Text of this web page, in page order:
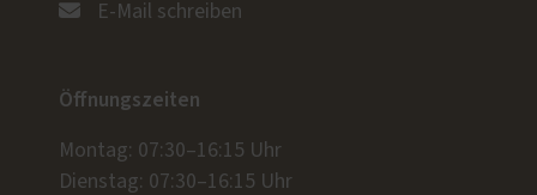
E-Mail schreiben
Öffnungszeiten
Montag: 07:30–16:15 Uhr
Dienstag: 07:30–16:15 Uhr